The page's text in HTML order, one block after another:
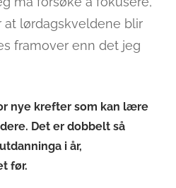
lørdagskveldene blir
framover enn det jeg
nye krefter som kan lære
Det er dobbelt så
i år,
før.